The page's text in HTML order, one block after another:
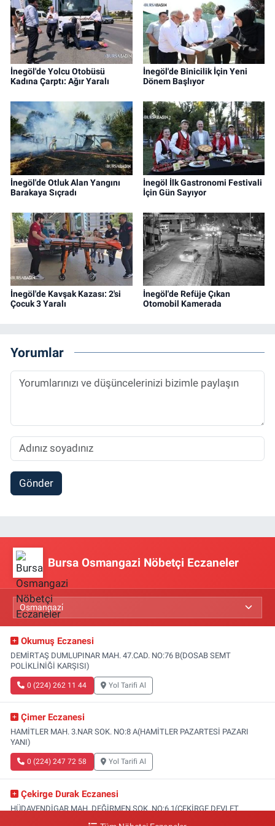
İnegöl'de Yolcu Otobüsü
Kadına Çarptı: Ağır Yaralı
İnegöl'de Binicilik İçin Yeni
Dönem Başlıyor
İnegöl'de Otluk Alan Yangını
Barakaya Sıçradı
İnegöl İlk Gastronomi Festivali
İçin Gün Sayıyor
İnegöl'de Kavşak Kazası: 2'si
Çocuk 3 Yaralı
İnegöl'de Refüje Çıkan
Otomobil Kamerada
Yorumlar
Gönder
Bursa Osmangazi Nöbetçi Eczaneler
Okumuş Eczanesi
DEMİRTAŞ DUMLUPINAR MAH. 47.CAD. NO:76 B(DOSAB SEMT
POLİKLİNİĞİ KARŞISI)
0 (224) 262 11 44 Yol Tarifi Al
Çimer Eczanesi
HAMİTLER MAH. 3.NAR SOK. NO:8 A(HAMİTLER PAZARTESİ PAZARI
YANI)
0 (224) 247 72 58 Yol Tarifi Al
Çekirge Durak Eczanesi
HÜDAVENDİGAR MAH. DEĞİRMEN SOK. NO:6 1(ÇEKİRGE DEVLET